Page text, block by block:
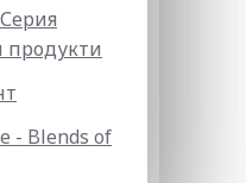
- Blends of